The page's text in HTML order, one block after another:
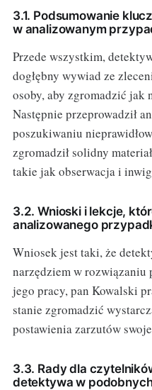
3.1. Podsumowanie
w analizowanym
Przede wszystkim,
dogłębny wywiad ze
osoby, aby zgromadzić
Następnie przeprowadził
poszukiwaniu
zgromadził solidny
takie jak obserwacja i
3.2. Wnioski i lekcje,
analizowanego
Wniosek jest taki, że
narzędziem w rozwiązaniu
jego pracy, pan Kowalski
stanie zgromadzić
postawienia zarzutów
3.3. Rady dla
detektywa w